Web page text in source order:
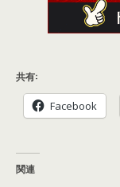
共有:
Facebook
関連